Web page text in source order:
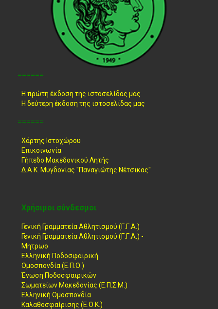
======
Η πρώτη έκδοση της ιστοσελίδας μας
Η δεύτερη έκδοση της ιστοσελίδας μας
======
Χάρτης Ιστοχώρου
Επικοινωνία
Γήπεδο Μακεδονικού Λητής
Δ.Α.Κ. Μυγδονίας "Παναγιώτης Νέτσικας"
Χρήσιμοι σύνδεσμοι
Γενική Γραμματεία Αθλητισμού (Γ.Γ.Α.)
Γενική Γραμματεία Αθλητισμού (Γ.Γ.Α.) -
Μητρωο
Ελληνική Ποδοσφαιρική
Ομοσπονδία (Ε.Π.Ο.)
Ένωση Ποδοσφαιρικών
Σωματείων Μακεδονίας (Ε.Π.Σ.Μ.)
Ελληνική Ομοσπονδία
Καλαθοσφαίρισης (Ε.Ο.Κ.)